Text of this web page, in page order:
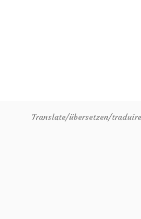
Translate/übersetzen/traduire